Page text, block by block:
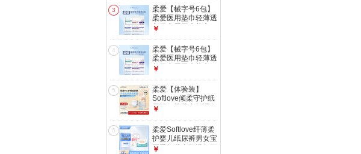
NB码腰贴型纸尿裤5
片*1包
3
柔爱【械字号6包】
柔爱医用垫巾轻薄透
气日夜用干爽垫巾
包
￥
4
柔爱【械字号6包】
柔爱医用垫巾轻薄透
气日夜用干爽垫巾
片*3包
￥
5
柔爱【体验装】
Softlove倾柔守护纸
尿裤便携装亲肤透气
码腰贴型纸尿裤5片
*1包
￥
6
柔爱Softlove纤薄柔
护婴儿纸尿裤男女宝
夏季超薄亲肤透气正
￥